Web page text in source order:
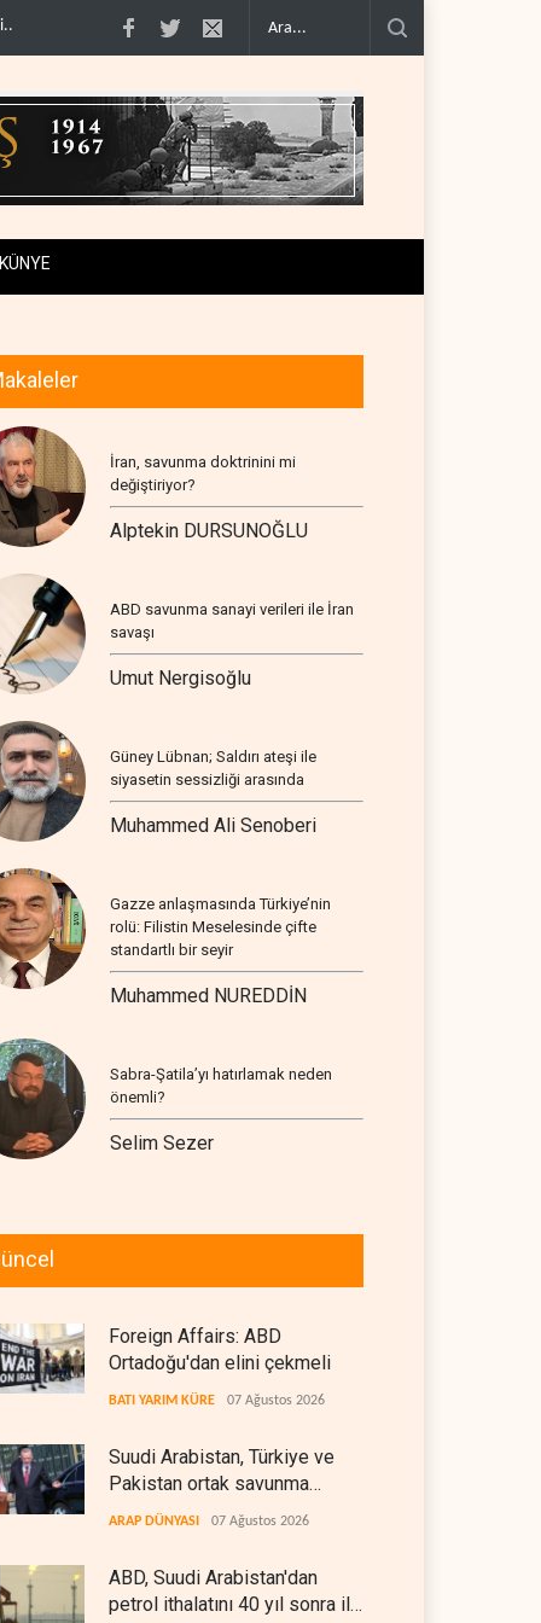
anlaşma.. ABD, Suudi Arabistan'dan petrol ithalatını 40 yıl sonra i..
KÜNYE
İran, savunma doktrinini mi
değiştiriyor?
Alptekin DURSUNOĞLU
ABD savunma sanayi verileri ile İran
savaşı
Umut Nergisoğlu
Güney Lübnan; Saldırı ateşi ile
siyasetin sessizliği arasında
Muhammed Ali Senoberi
Gazze anlaşmasında Türkiye’nin
rolü: Filistin Meselesinde çifte
standartlı bir seyir
Muhammed NUREDDİN
Sabra-Şatila’yı hatırlamak neden
önemli?
Selim Sezer
Foreign Affairs: ABD
Ortadoğu'dan elini çekmeli
BATI YARIM KÜRE 07 Ağustos 2026
Suudi Arabistan, Türkiye ve
Pakistan ortak savunma
anlaşması imzaladı
ARAP DÜNYASI 07 Ağustos 2026
ABD, Suudi Arabistan'dan
petrol ithalatını 40 yıl sonra ilk